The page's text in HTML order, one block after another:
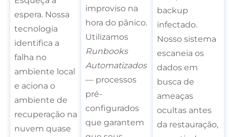
espera. Nossa
tecnologia
identifica a
falha no
ambiente local
e aciona o
ambiente de
recuperação na
nuvem quase
improviso na
hora do pânico.
Utilizamos
Runbooks
Automatizados
— processos
pré-
configurados
que garantem
backup
infectado.
Nosso sistema
escaneia os
dados em
busca de
ameaças
ocultas antes
da restauração,